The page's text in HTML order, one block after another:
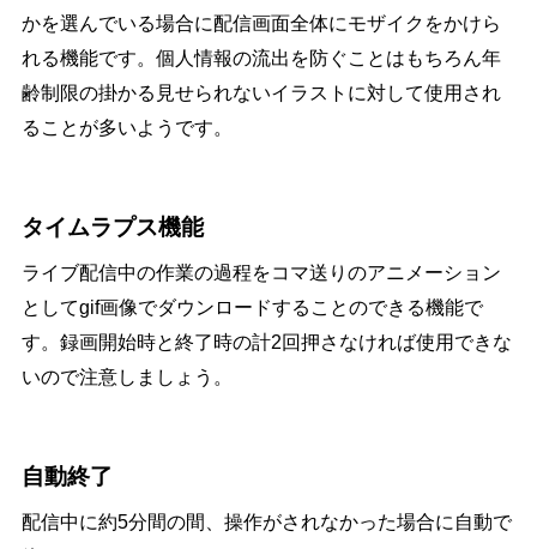
かを選んでいる場合に配信画面全体にモザイクをかけら
れる機能です。個人情報の流出を防ぐことはもちろん年
齢制限の掛かる見せられないイラストに対して使用され
ることが多いようです。
タイムラプス機能
ライブ配信中の作業の過程をコマ送りのアニメーション
としてgif画像でダウンロードすることのできる機能で
す。録画開始時と終了時の計2回押さなければ使用できな
いので注意しましょう。
自動終了
配信中に約5分間の間、操作がされなかった場合に自動で